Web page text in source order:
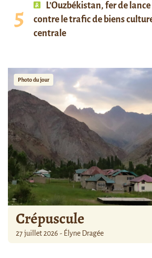
L’Ouzbékistan, fer de
contre le trafic de biens
centrale
Photo du jour
Crépuscule
27 juillet 2026 - Élyne Dragée